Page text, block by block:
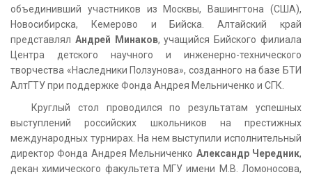
объединивший участников из Москвы, Вашингтона (США),
Новосибирска, Кемерово и Бийска. Алтайский край
представлял Андрей Минаков, учащийся Бийского филиала
Центра детского научного и инженерно-технического
творчества «Наследники Ползунова», созданного на базе БТИ
АлтГТУ при поддержке Фонда Андрея Мельниченко и СГК.
Круглый стол проводился по результатам успешных
выступлений российских школьников на престижных
международных турнирах. На нем выступили исполнительный
директор Фонда Андрея Мельниченко Александр Чередник,
декан химического факультета МГУ имени М.В. Ломоносова,